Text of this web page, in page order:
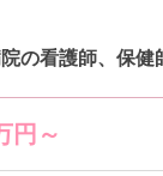
の看護師、保健
円～